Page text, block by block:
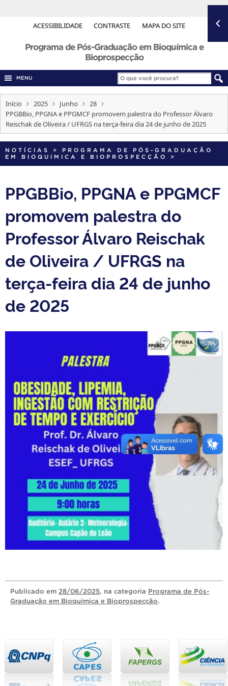
ACESSIBILIDADE CONTRASTE MAPA DO SITE
Programa de Pós-Graduação em Bioquímica e
Bioprospecção
MENU
Início 2025 Junho
28
PPGBBio, PPGNA e PPGMCF promovem palestra do Professor Álvaro
Reischak de Oliveira / UFRGS na terça-feira dia 24 de junho de 2025
NOTÍCIAS > PROGRAMA DE PÓS-GRADUAÇÃO
EM BIOQUIMICA E BIOPROSPECÇÃO
>
PPGBBio, PPGNA e PPGMCF
promovem palestra do
Professor Álvaro Reischak
de Oliveira / UFRGS na
terça-feira dia 24 de junho
de 2025
Publicado em 28/06/2025, na categoria Programa de Pós-
Graduação em Bioquimica e Bioprospecção.